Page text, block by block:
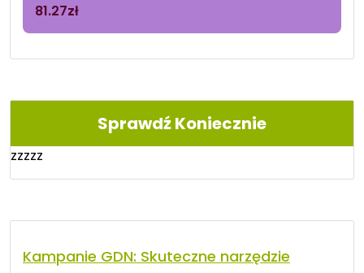
81.27zł
Sprawdź Koniecznie
zzzzz
Kampanie GDN: Skuteczne narzędzie